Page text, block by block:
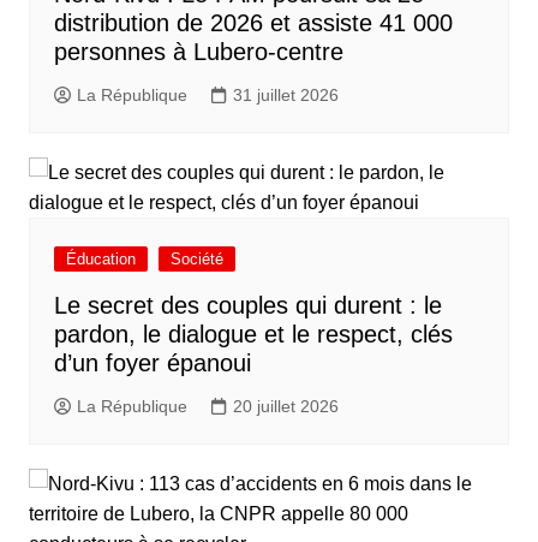
distribution de 2026 et assiste 41 000
personnes à Lubero-centre
La République 31 juillet 2026
Éducation Société
Le secret des couples qui durent : le
pardon, le dialogue et le respect, clés
d’un foyer épanoui
La République 20 juillet 2026